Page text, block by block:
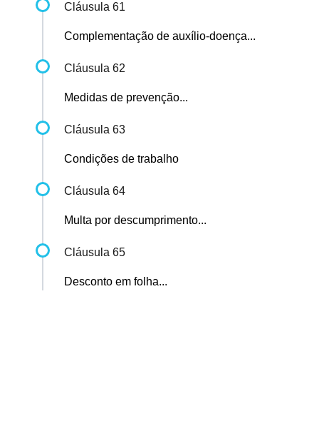
Cláusula 61
Complementação de auxílio-doença...
Cláusula 62
Medidas de prevenção...
Cláusula 63
Condições de trabalho
Cláusula 64
Multa por descumprimento...
Cláusula 65
Desconto em folha...